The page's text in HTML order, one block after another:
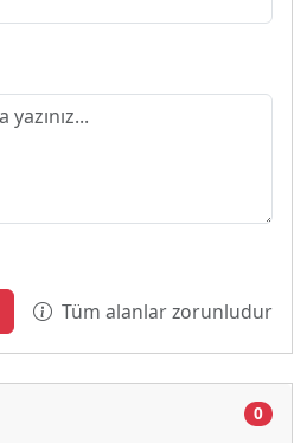
Tüm alanlar zorunludur
0